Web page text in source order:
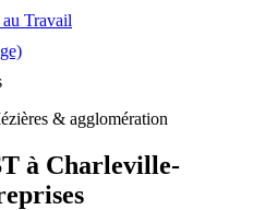
Travail
& agglomération
à Charleville-